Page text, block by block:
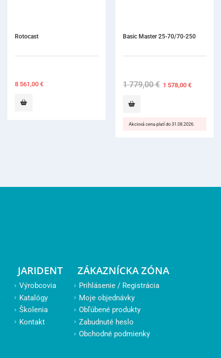
Basic Master 25-70/70-250
1 779,00€ Original
price
1 578,00€Current
price
Akciová cena platí do 31.08.2026.
JARIDENT
Výrobcovia
Katalógy
Školenia
Kontakt
ZÁKAZNÍCKA ZÓNA
Prihlásenie / Registrácia
Moje objednávky
Obľúbené produkty
Zabudnuté heslo
Obchodné podmienky